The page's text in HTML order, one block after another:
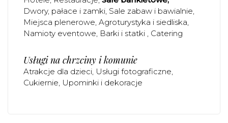
Dwory, pałace i zamki Sale zabaw i bawialnie
Miejsca plenerowe Agroturystyka i siedliska
Namioty eventowe Barki i statki Catering
Usługi na chrzciny i komunie
Atrakcje dla dzieci Usługi fotograficzne
Cukiernie Upominki i dekoracje